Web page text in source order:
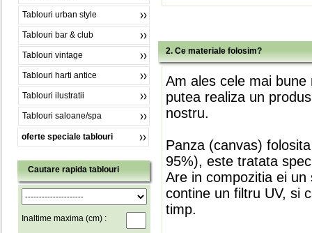
Tablouri urban style
Tablouri bar & club
Tablouri vintage
Tablouri harti antice
Tablouri ilustratii
Tablouri saloane/spa
oferte speciale tablouri
Cautare rapida tablouri
Inaltime maxima (cm) :
2. Ce materiale folosim?
Am ales cele mai
putea realiza un
nostru.
Panza (canvas)
95%), este tratata
Are in compozitia ei
contine un filtru UV, si
timp.